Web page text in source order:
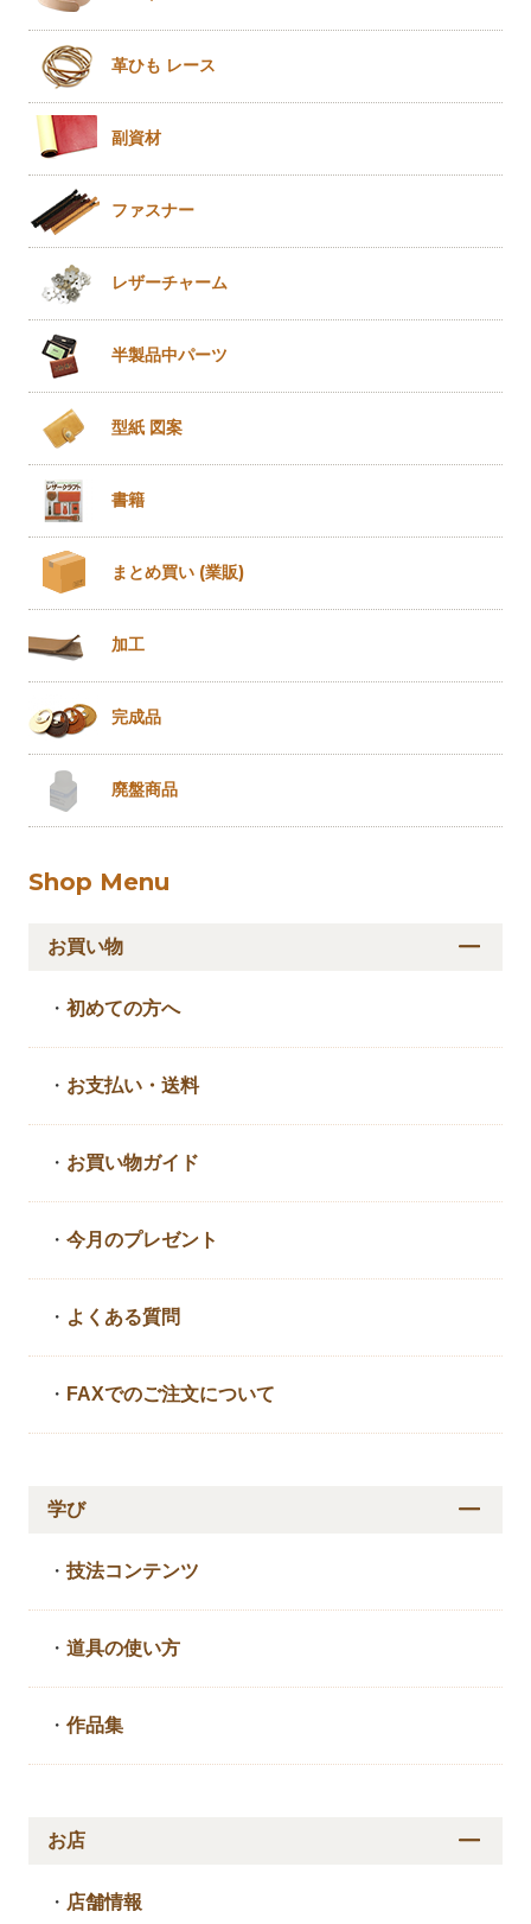
革ひも レース
副資材
ファスナー
レザーチャーム
半製品中パーツ
型紙 図案
書籍
まとめ買い (業販)
加工
完成品
廃盤商品
Shop Menu
お買い物
・初めての方へ
・ お支払い・送料
・ お買い物ガイド
・今月のプレゼント
・ よくある質問
・ FAXでのご注文について
学び
・技法コンテンツ
・道具の使い方
・作品集
お店
・ 店舗情報